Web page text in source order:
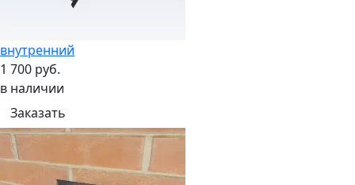
внутренний
1 700 руб.
в наличии
Заказать